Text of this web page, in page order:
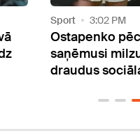
Sport 3:21 PM
Krievija
volejbola
Polijā